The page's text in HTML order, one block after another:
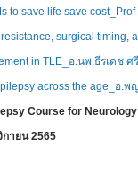
to save life save
surgical
in TLE_อ.นพ.ธีรเดช ศ
across the age_อ.
Course for
ายน 2565